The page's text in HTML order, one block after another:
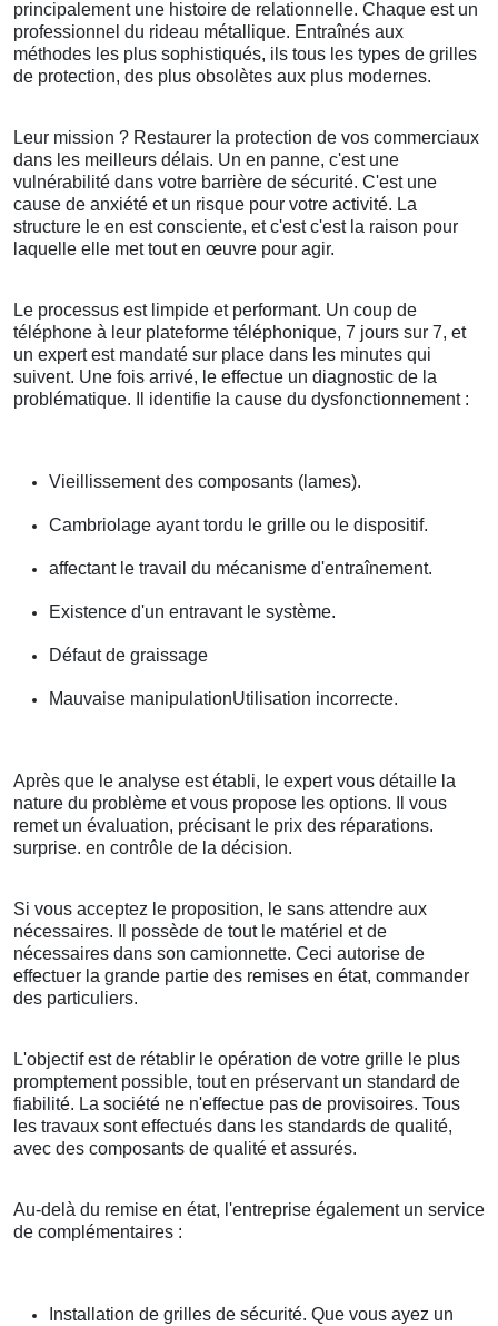
principalement une histoire de relationnelle. Chaque est un
professionnel du rideau métallique. Entraînés aux
méthodes les plus sophistiqués, ils tous les types de grilles
de protection, des plus obsolètes aux plus modernes.
Leur mission ? Restaurer la protection de vos commerciaux
dans les meilleurs délais. Un en panne, c'est une
vulnérabilité dans votre barrière de sécurité. C'est une
cause de anxiété et un risque pour votre activité. La
structure le en est consciente, et c'est c'est la raison pour
laquelle elle met tout en œuvre pour agir.
Le processus est limpide et performant. Un coup de
téléphone à leur plateforme téléphonique, 7 jours sur 7, et
un expert est mandaté sur place dans les minutes qui
suivent. Une fois arrivé, le effectue un diagnostic de la
problématique. Il identifie la cause du dysfonctionnement :
Vieillissement des composants (lames).
Cambriolage ayant tordu le grille ou le dispositif.
affectant le travail du mécanisme d'entraînement.
Existence d'un entravant le système.
Défaut de graissage
Mauvaise manipulationUtilisation incorrecte.
Après que le analyse est établi, le expert vous détaille la
nature du problème et vous propose les options. Il vous
remet un évaluation, précisant le prix des réparations.
surprise. en contrôle de la décision.
Si vous acceptez le proposition, le sans attendre aux
nécessaires. Il possède de tout le matériel et de
nécessaires dans son camionnette. Ceci autorise de
effectuer la grande partie des remises en état, commander
des particuliers.
L'objectif est de rétablir le opération de votre grille le plus
promptement possible, tout en préservant un standard de
fiabilité. La société ne n'effectue pas de provisoires. Tous
les travaux sont effectués dans les standards de qualité,
avec des composants de qualité et assurés.
Au-delà du remise en état, l'entreprise également un service
de complémentaires :
Installation de grilles de sécurité. Que vous ayez un